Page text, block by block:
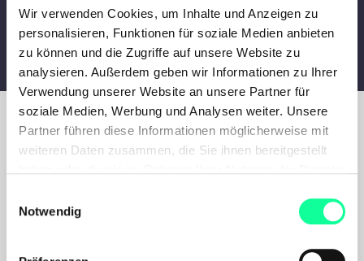
Wir verwenden Cookies, um Inhalte und Anzeigen zu
personalisieren, Funktionen für soziale Medien anbieten
zu können und die Zugriffe auf unsere Website zu
analysieren. Außerdem geben wir Informationen zu Ihrer
Verwendung unserer Website an unsere Partner für
soziale Medien, Werbung und Analysen weiter. Unsere
Partner führen diese Informationen möglicherweise mit
weiteren Daten zusammen, die Sie ihnen bereitgestellt
Notwendig
3: Scale-Out
Vorteile von Kubernetes